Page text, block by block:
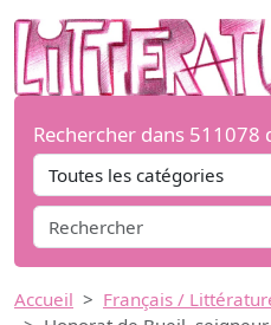
Rechercher dans 511078
Accueil
Français /